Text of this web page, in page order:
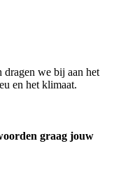
dragen we bij aan het
en het klimaat.
graag jouw